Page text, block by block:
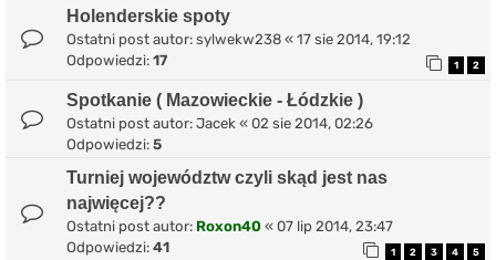
Holenderskie spoty
Ostatni post autor: sylwekw238 « 17 sie 2014, 19:12
Odpowiedzi: 17 1 2
Spotkanie ( Mazowieckie - Łódzkie )
Ostatni post autor: Jacek « 02 sie 2014, 02:26
Odpowiedzi: 5
Turniej województw czyli skąd jest nas
najwięcej??
Ostatni post autor: Roxon40 « 07 lip 2014, 23:47
Odpowiedzi: 41 1 2 3 4 5